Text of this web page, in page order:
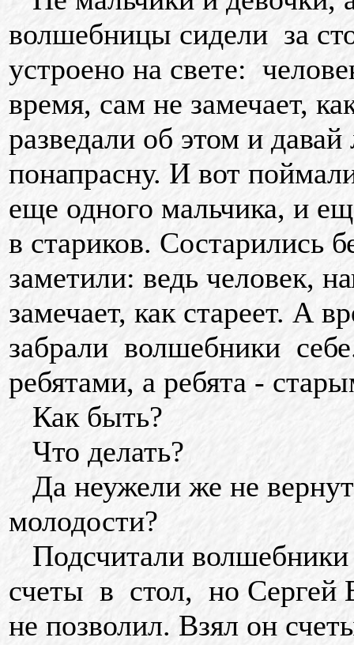
волшебницы сидели за
устроено на свете:
время, сам не замечает,
разведали об этом и
понапрасну. И вот
еще одного мальчика, и
в стариков. Состарились
заметили: ведь человек,
замечает, как стареет. А
забрали волшебники
ребятами, а ребята -
Как быть?
Что делать?
Да неужели же не
молодости?
Подсчитали волшебники
счеты в стол, но Сергей
не позволил. Взял он